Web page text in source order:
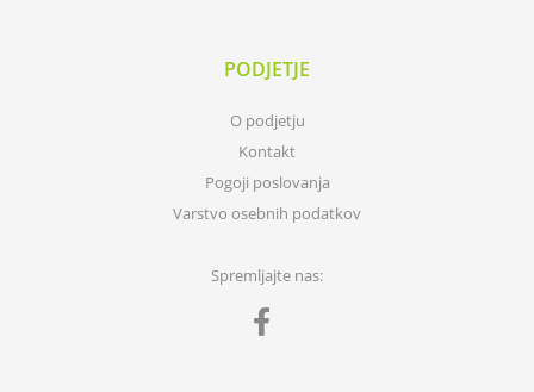
PODJETJE
O podjetju
Kontakt
Pogoji poslovanja
Varstvo osebnih podatkov
Spremljajte nas: